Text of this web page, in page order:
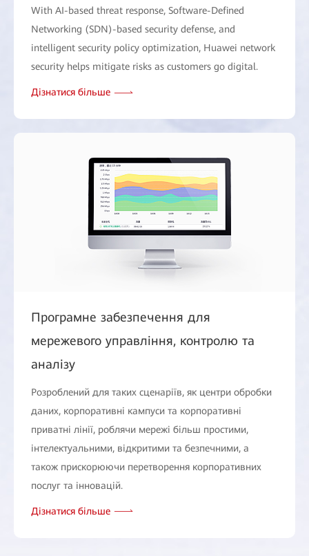
With AI-based threat response, Software-Defined
Networking (SDN)-based security defense, and
intelligent security policy optimization, Huawei network
security helps mitigate risks as customers go digital.
Дізнатися більше
Програмне забезпечення для
мережевого управління, контролю та
аналізу
Розроблений для таких сценаріїв, як центри обробки
даних, корпоративні кампуси та корпоративні
приватні лінії, роблячи мережі більш простими,
інтелектуальними, відкритими та безпечними, а
також прискорюючи перетворення корпоративних
послуг та інновацій.
Дізнатися більше